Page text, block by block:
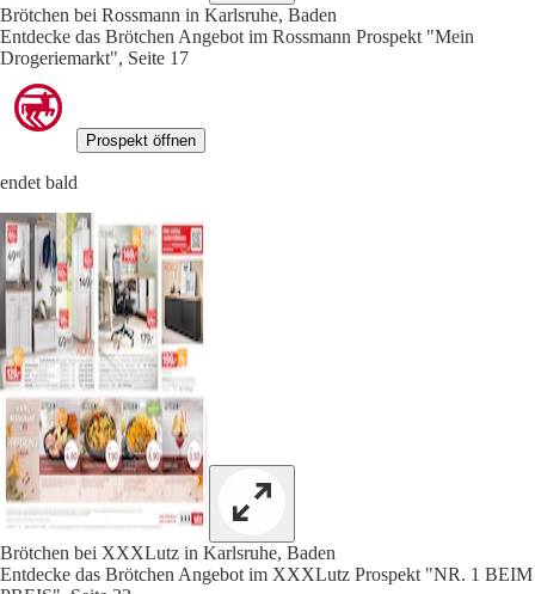
Brötchen bei Rossmann in Karlsruhe, Baden
Entdecke das Brötchen Angebot im Rossmann Prospekt "Mein
Drogeriemarkt", Seite 17
Prospekt öffnen
endet bald
Brötchen bei XXXLutz in Karlsruhe, Baden
Entdecke das Brötchen Angebot im XXXLutz Prospekt "NR. 1 BEIM